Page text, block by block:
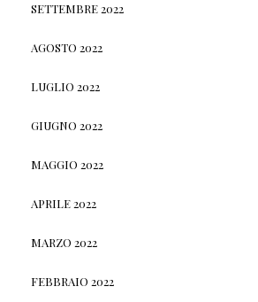
SETTEMBRE 2022
AGOSTO 2022
LUGLIO 2022
GIUGNO 2022
MAGGIO 2022
APRILE 2022
MARZO 2022
FEBBRAIO 2022